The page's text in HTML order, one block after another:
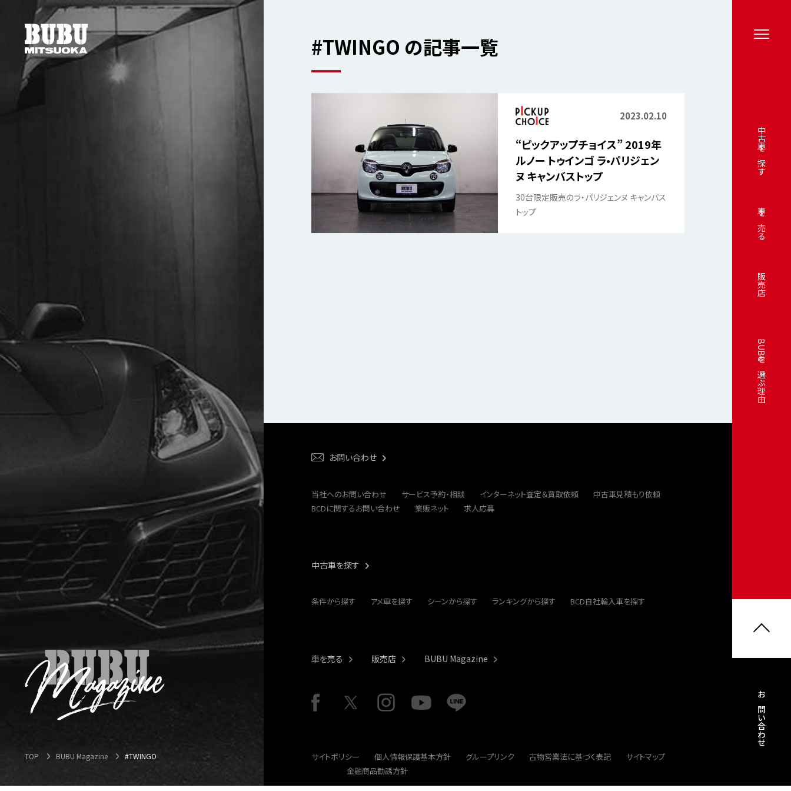
中古車を探す
車を売る
販売店
BUBUを選ぶ理由
お問い合わせ
TOP BUBU Magazine #TWINGO
#TWINGO の記事一覧
2023.02.10
“ピックアップチョイス” 2019年
ルノー トゥインゴ ラ•パリジェン
ヌ キャンバストップ
30台限定販売のラ・パリジェンヌ キャンバス
トップ
お問い合わせ
当社へのお問い合わせ サービス予約・相談 インターネット査定＆買取依頼
中古車見積もり依頼
BCDに関するお問い合わせ
業販ネット 求人応募
中古車を探す
条件から探す アメ車を探す シーンから探す ランキングから探す BCD自社輸入車を探す
車を売る 販売店 BUBU Magazine
サイトポリシー 個人情報保護基本方針 グループリンク 古物営業法に基づく表記
サイトマップ
金融商品勧誘方針